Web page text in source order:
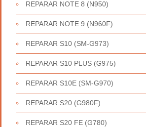
REPARAR NOTE 8 (N950)
REPARAR NOTE 9 (N960F)
REPARAR S10 (SM-G973)
REPARAR S10 PLUS (G975)
REPARAR S10E (SM-G970)
REPARAR S20 (G980F)
REPARAR S20 FE (G780)